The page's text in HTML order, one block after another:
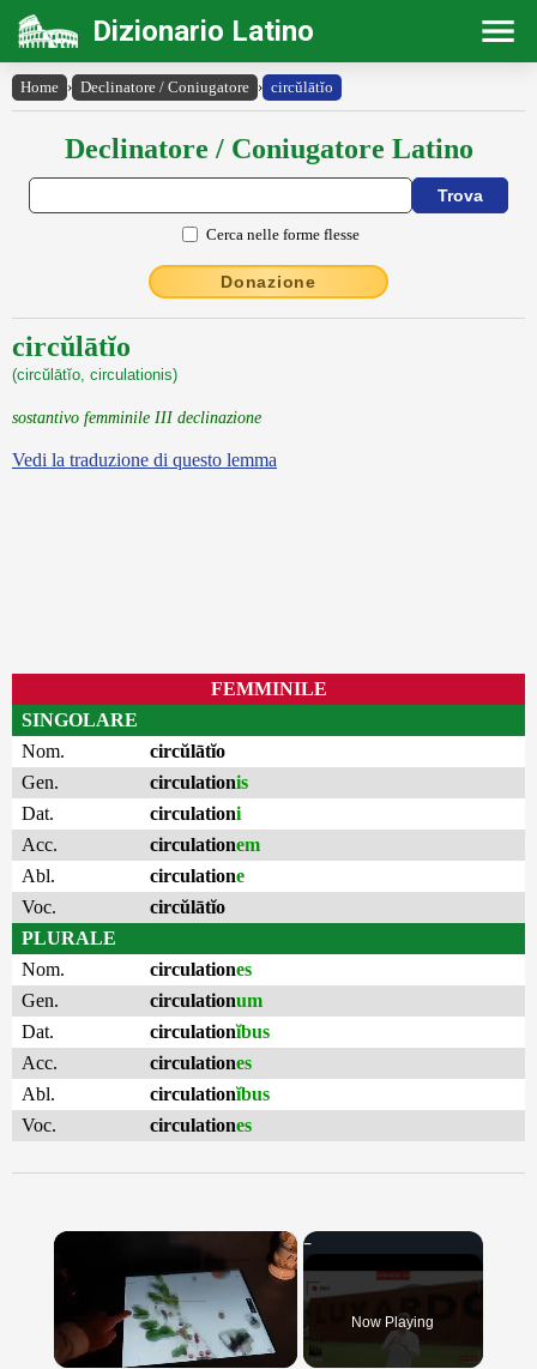
Dizionario Latino
Home › Declinatore / Coniugatore › circŭlātĭo
Declinatore / Coniugatore Latino
Cerca nelle forme flesse
Donazione
circŭlātĭo
(circŭlātĭo, circulationis)
sostantivo femminile III declinazione
Vedi la traduzione di questo lemma
FEMMINILE
SINGOLARE
Nom.
circŭlātĭo
Gen.
circulationis
Dat.
circulationi
Acc.
circulationem
Abl.
circulatione
Voc.
circŭlātĭo
PLURALE
Nom.
circulationes
Gen.
circulationum
Dat.
circulationĭbus
Acc.
circulationes
Abl.
circulationĭbus
Voc.
circulationes
×
Now Playing